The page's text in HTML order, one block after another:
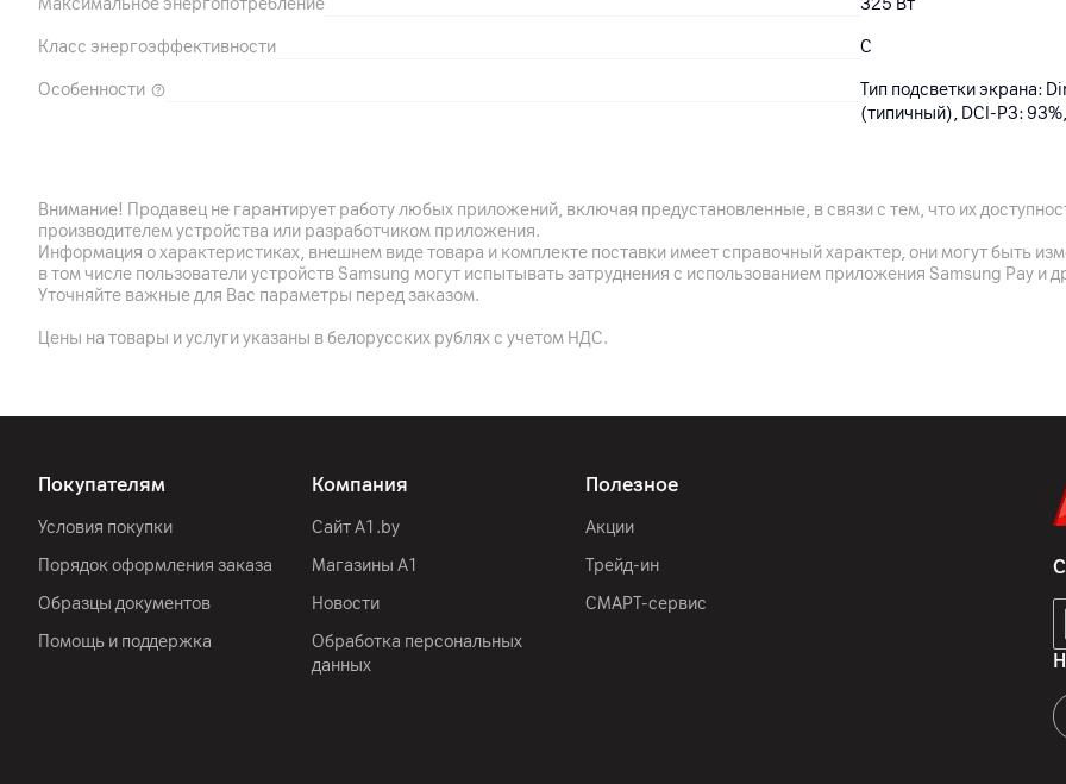
Максимальное энергопотребление 325 Вт
Класс энергоэффективности C
Особенности
Тип подсветки экрана:
(типичный), DCI-P3:
HDMI 3 x HDMI 2.1
Ethernet 1 x Ethernet (100 Мбит/c)
Bluetooth
Толщина панели
Внимание! Продавец не гарантирует работу любых приложений, включая предустановленные, в связи с тем, что их
производителем устройства или разработчиком приложения.
Информация о характеристиках, внешнем виде товара и комплекте поставки имеет справочный характер, они могут быть
в том числе пользователи устройств Samsung могут испытывать затруднения с использованием приложения Samsung Pay и
Уточняйте важные для Вас параметры перед заказом.
Цены на товары и услуги указаны в белорусских рублях с учетом НДС.
Покупателям
Условия покупки
Порядок оформления заказа
Образцы документов
Помощь и поддержка
Компания
Сайт A1.by
Магазины А1
Новости
Обработка персональных
данных
Полезное
Акции
Трейд-ин
СМАРТ-сервис